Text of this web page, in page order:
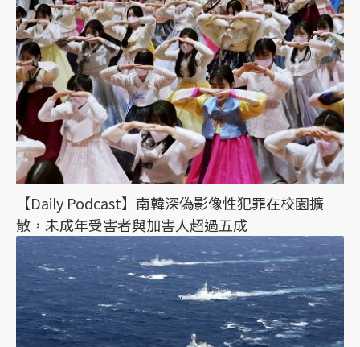
【Daily Podcast】南韓深偽影像性犯罪在校園擴
散，未成年受害者與加害人超過五成